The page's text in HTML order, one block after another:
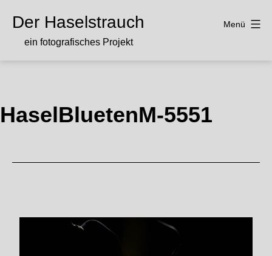
InhaltDer Haselstrauch
ein fotografisches Projekt
Menü
HaselBluetenM-5551